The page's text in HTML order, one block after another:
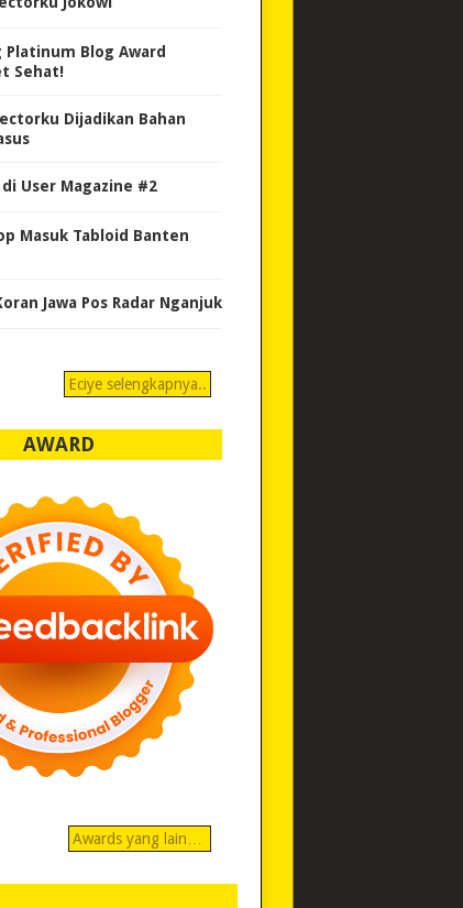
Platinum Blog Award
Sehat!
Dijadikan Bahan
User Magazine #2
Masuk Tabloid Banten
Jawa Pos Radar Nganjuk
Eciye selengkapnya..
AWARD
Awards yang lain…